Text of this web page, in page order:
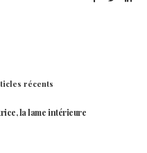
récents
la lame intérieure